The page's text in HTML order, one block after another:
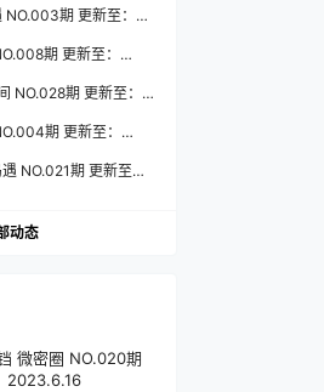
期 更新至：
期 更新至：
NO.028期 更新至：
期 更新至：
NO.021期 更新至：
动态
微密圈 NO.020期
2023.6.16